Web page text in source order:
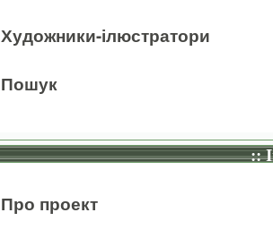
Художники-ілюстратори
Пошук
::
Про проект